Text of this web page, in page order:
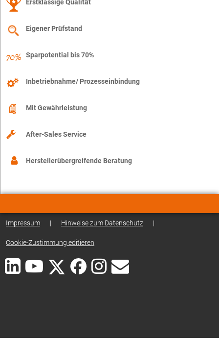
Erstklassige Qualität
Eigener Prüfstand
Sparpotential bis 70%
Inbetriebnahme/ Prozesseinbindung
Mit Gewährleistung
After-Sales Service
Herstellerübergreifende Beratung
Impressum | Hinweise zum Datenschutz |
Cookie-Zustimmung editieren